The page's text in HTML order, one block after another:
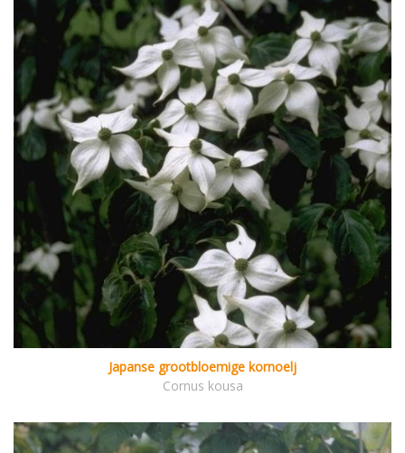
Japanse grootbloemige kornoelj
Cornus kousa